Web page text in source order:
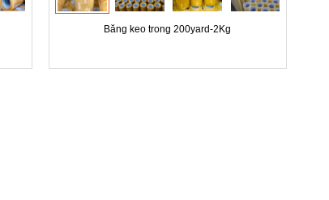
Băng keo trong 200yard-2Kg